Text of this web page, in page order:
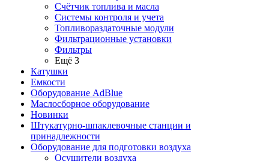
Счётчик топлива и масла
Системы контроля и учета
Топливораздаточные модули
Фильтрационные установки
Фильтры
Ещё 3
Катушки
Емкости
Оборудование AdBlue
Маслосборное оборудование
Новинки
Штукатурно-шпаклевочные станции и
принадлежности
Оборудование для подготовки воздуха
Осушители воздуха